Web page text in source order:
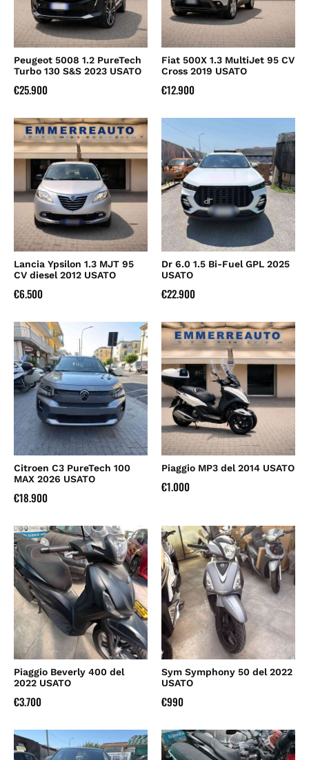
Peugeot 5008 1.2 PureTech
Turbo 130 S&S 2023 USATO
€25.900
Fiat 500X 1.3 MultiJet 95 CV
Cross 2019 USATO
€12.900
Lancia Ypsilon 1.3 MJT 95
CV diesel 2012 USATO
€6.500
Dr 6.0 1.5 Bi-Fuel GPL 2025
USATO
€22.900
Citroen C3 PureTech 100
MAX 2026 USATO
€18.900
Piaggio MP3 del 2014 USATO
€1.000
Piaggio Beverly 400 del
2022 USATO
€3.700
Sym Symphony 50 del 2022
USATO
€990